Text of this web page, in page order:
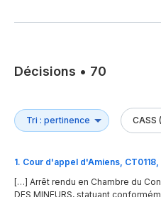
Décisions • 70
CASS
1. Cour d'appel d'Amiens,
[…] Arrêt rendu en Chambre du
DES MINEURS, statuant